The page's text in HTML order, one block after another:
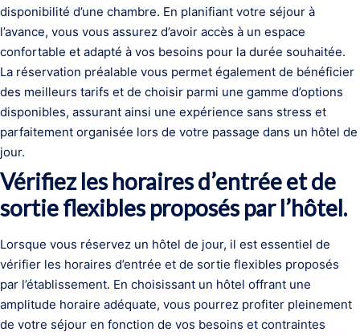
disponibilité d’une chambre. En planifiant votre séjour à
l’avance, vous vous assurez d’avoir accès à un espace
confortable et adapté à vos besoins pour la durée souhaitée.
La réservation préalable vous permet également de bénéficier
des meilleurs tarifs et de choisir parmi une gamme d’options
disponibles, assurant ainsi une expérience sans stress et
parfaitement organisée lors de votre passage dans un hôtel de
jour.
Vérifiez les horaires d’entrée et de
sortie flexibles proposés par l’hôtel.
Lorsque vous réservez un hôtel de jour, il est essentiel de
vérifier les horaires d’entrée et de sortie flexibles proposés
par l’établissement. En choisissant un hôtel offrant une
amplitude horaire adéquate, vous pourrez profiter pleinement
de votre séjour en fonction de vos besoins et contraintes